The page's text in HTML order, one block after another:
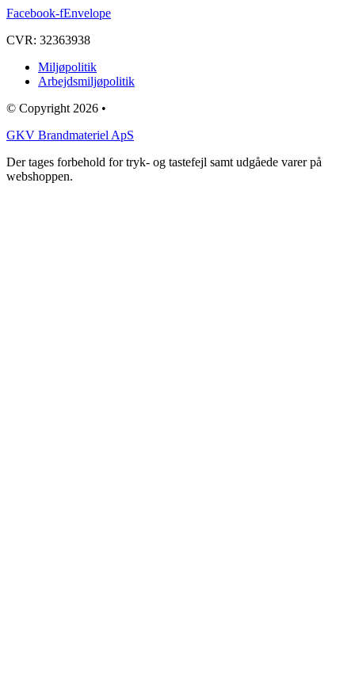
Facebook-fEnvelope
CVR: 32363938
Miljøpolitik
Arbejdsmiljøpolitik
© Copyright 2026 •
GKV Brandmateriel ApS
Der tages forbehold for tryk- og tastefejl samt udgåede varer på
webshoppen.